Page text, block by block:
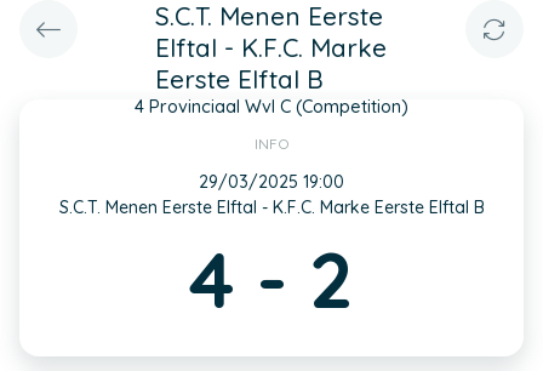
S.C.T. Menen Eerste
Elftal - K.F.C. Marke
Eerste Elftal B
4 Provinciaal Wvl C (Competition)
INFO
29/03/2025 19:00
S.C.T. Menen Eerste Elftal - K.F.C. Marke Eerste Elftal B
4 - 2